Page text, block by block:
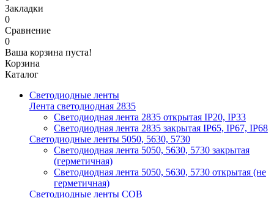
Закладки
0
Сравнение
0
Ваша корзина пуста!
Корзина
Каталог
Светодиодные ленты
Лента светодиодная 2835
Светодиодная лента 2835 открытая IP20, IP33
Светодиодная лента 2835 закрытая IP65, IP67, IP68
Светодиодные ленты 5050, 5630, 5730
Светодиодная лента 5050, 5630, 5730 закрытая
(герметичная)
Светодиодная лента 5050, 5630, 5730 открытая (не
герметичная)
Светодиодные ленты COB